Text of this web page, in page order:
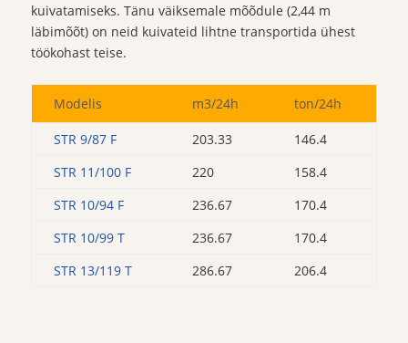
kuivatamiseks. Tänu väiksemale mõõdule (2,44 m
läbimõõt) on neid kuivateid lihtne transportida ühest
töökohast teise.
Modelis m3/24h ton/24h
STR 9/87 F 203.33
146.4
STR 11/100 F
220
158.4
STR 10/94 F
236.67
170.4
STR 10/99 T
236.67
170.4
STR 13/119 T
286.67 206.4